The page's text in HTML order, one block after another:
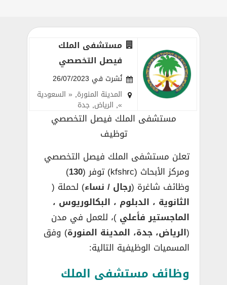
مستشفى الملك
فيصل التخصصي
نُشرت في 26/07/2023
المدينة المنورة, « السعودية
»
, الرياض,جدة
مستشفى الملك فيصل التخصصي
توظيف
تعلن مستشفى الملك فيصل التخصصي
ومركز الأبحاث (kfshrc) توفر (
130
)
وظائف شاغرة (رجال / نساء) لحملة (
الثانوية ، الدبلوم ، البكالوريوس ،
الماجستير فأعلي )، للعمل في مدن
(الرياض، جدة، المدينة المنورة) وفق
المسميات الوظيفية التالية:
وظائف مستشفى الملك